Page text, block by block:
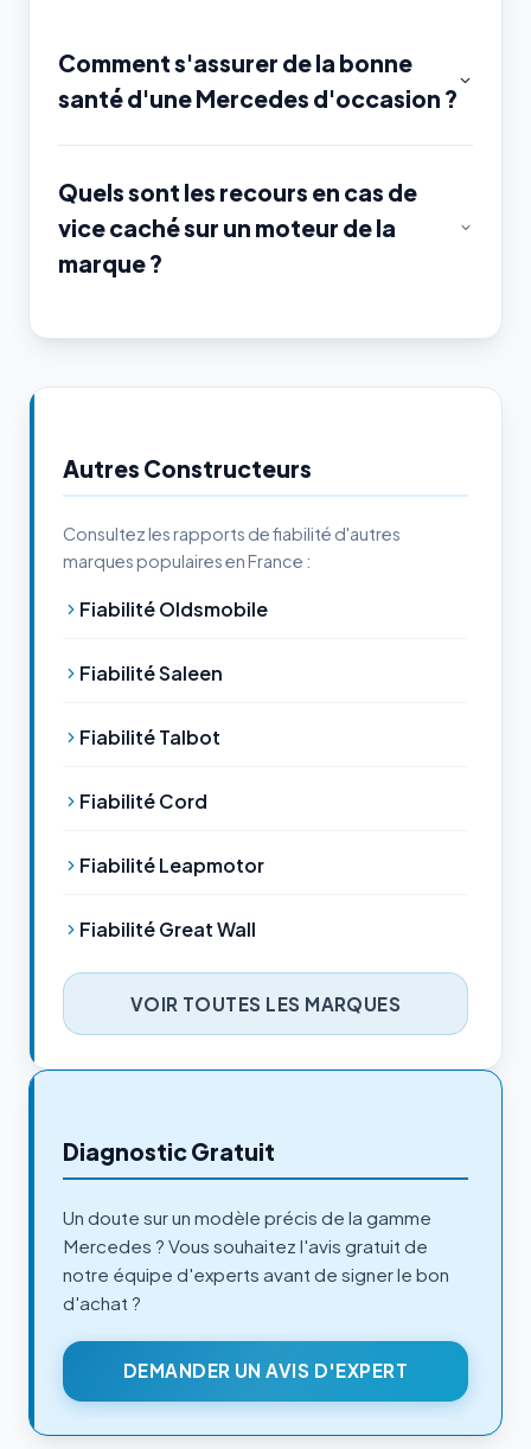
Comment s'assurer de la bonne
santé d'une Mercedes d'occasion ?
Quels sont les recours en cas de
vice caché sur un moteur de la
marque ?
Autres Constructeurs
Consultez les rapports de fiabilité d'autres
marques populaires en France :
Fiabilité Oldsmobile
Fiabilité Saleen
Fiabilité Talbot
Fiabilité Cord
Fiabilité Leapmotor
Fiabilité Great Wall
VOIR TOUTES LES MARQUES
Diagnostic Gratuit
Un doute sur un modèle précis de la gamme
Mercedes ? Vous souhaitez l'avis gratuit de
notre équipe d'experts avant de signer le bon
d'achat ?
DEMANDER UN AVIS D'EXPERT